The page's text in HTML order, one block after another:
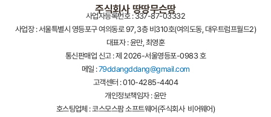
로그인
주식회사 땅땅무슨땅
사업자등록번호 : 337-87-03332
사업장 : 서울특별시 영등포구 여의동로 97, 3층 비310호(여의도동, 대우트럼프월드2)
대표자 : 윤만, 최영훈
통신판매업 신고 : 제 2026-서울영등포-0983 호
메일 :79ddangddang@gmail.com
고객센터 : 010-4285-4404
개인정보책임자 : 윤만
호스팅업체 : 코스모스팜 소프트웨어(주식회사 비어웨어)